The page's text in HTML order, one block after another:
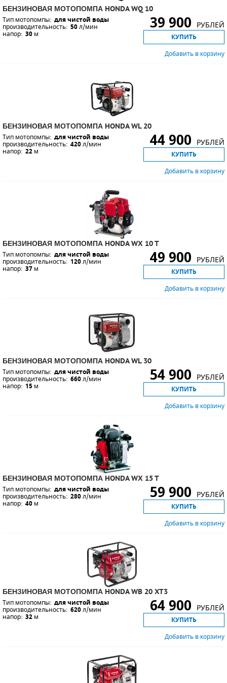
БЕНЗИНОВАЯ МОТОПОМПА HONDA WQ 10
Тип мотопомпы: для чистой воды
производительность: 50л/мин
напор: 30 м
39 900 РУБЛЕЙ
КУПИТЬ
Добавить в корзину
БЕНЗИНОВАЯ МОТОПОМПА HONDA WL 20
Тип мотопомпы: для чистой воды
производительность: 420л/мин
напор: 22 м
44 900 РУБЛЕЙ
КУПИТЬ
Добавить в корзину
БЕНЗИНОВАЯ МОТОПОМПА HONDA WX 10 T
Тип мотопомпы: для чистой воды
производительность: 120л/мин
напор: 37 м
49 900 РУБЛЕЙ
КУПИТЬ
Добавить в корзину
БЕНЗИНОВАЯ МОТОПОМПА HONDA WL 30
Тип мотопомпы: для чистой воды
производительность: 660л/мин
напор: 15 м
54 900 РУБЛЕЙ
КУПИТЬ
Добавить в корзину
БЕНЗИНОВАЯ МОТОПОМПА HONDA WX 15 T
Тип мотопомпы: для чистой воды
производительность: 280л/мин
напор: 40 м
59 900 РУБЛЕЙ
КУПИТЬ
Добавить в корзину
БЕНЗИНОВАЯ МОТОПОМПА HONDA WB 20 XT3
Тип мотопомпы: для чистой воды
производительность: 620л/мин
напор: 32 м
64 900 РУБЛЕЙ
КУПИТЬ
Добавить в корзину
СМЕННЫЕ ЭЛЕМЕНТЫ МАГИСТРАЛЬНЫХ
ФИЛЬТРОВ
ДЕТАЛИ ДВС
ПОРШНЕВЫЕ БЛОКИ
ДЕТАЛИ ПОРШНЕВЫХ КОМПРЕССОРОВ
ДЕТАЛИ НАСОСНОЙ ЧАСТИ
ДЕТАЛИ ПОГРУЖНЫХ НАСОСОВ
ШЛАНГИ ДЛЯ МОТОПОМП
ДЛЯ ВАКУУМНЫХ НАСОСОВ